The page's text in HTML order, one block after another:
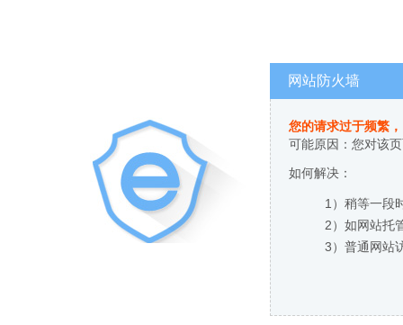
网站防火墙
您的请求过于频繁
可能原因：您对该
如何解决：
1）稍等一段
2）如网站托
3）普通网站